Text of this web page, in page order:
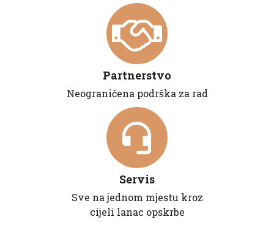
Partnerstvo
Neograničena podrška za rad
Servis
Sve na jednom mjestu kroz
cijeli lanac opskrbe